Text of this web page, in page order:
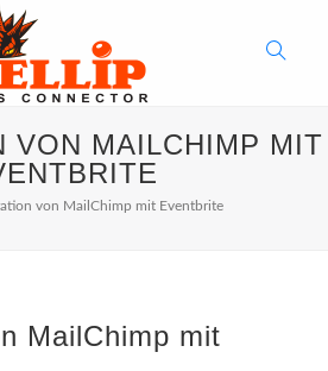
Search
Button
VON MAILCHIMP MIT
von MailChimp mit Eventbrite
MailChimp mit